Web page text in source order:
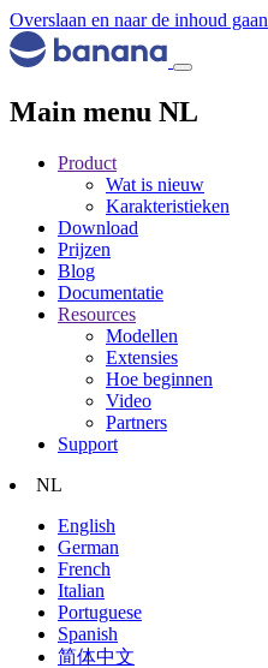
Overslaan en naar de inhoud gaan
Main menu NL
Product
Wat is nieuw
Karakteristieken
Download
Prijzen
Blog
Documentatie
Resources
Modellen
Extensies
Hoe beginnen
Video
Partners
Support
NL
English
German
French
Italian
Portuguese
Spanish
简体中文